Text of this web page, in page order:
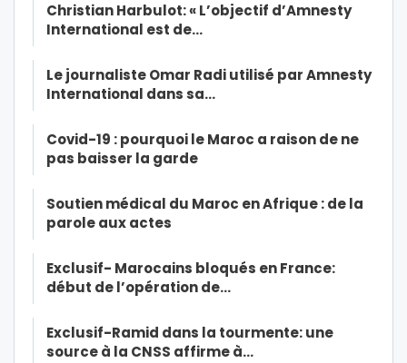
Christian Harbulot: « L’objectif d’Amnesty
International est de…
Le journaliste Omar Radi utilisé par Amnesty
International dans sa…
Covid-19 : pourquoi le Maroc a raison de ne
pas baisser la garde
Soutien médical du Maroc en Afrique : de la
parole aux actes
Exclusif- Marocains bloqués en France:
début de l’opération de…
Exclusif-Ramid dans la tourmente: une
source à la CNSS affirme à…